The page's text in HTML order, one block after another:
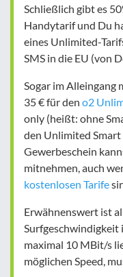
Schließlich gibt es
Handytarif und Du
eines Unlimited-
SMS in die EU (von
Sogar im Alleingang
35 € für den o2
only (heißt: ohne
den Unlimited
Gewerbeschein
mitnehmen, auch
kostenlosen Tarife
Erwähnenswert ist
Surfgeschwindigkeit
maximal 10 MBit/s
möglichen Speed,